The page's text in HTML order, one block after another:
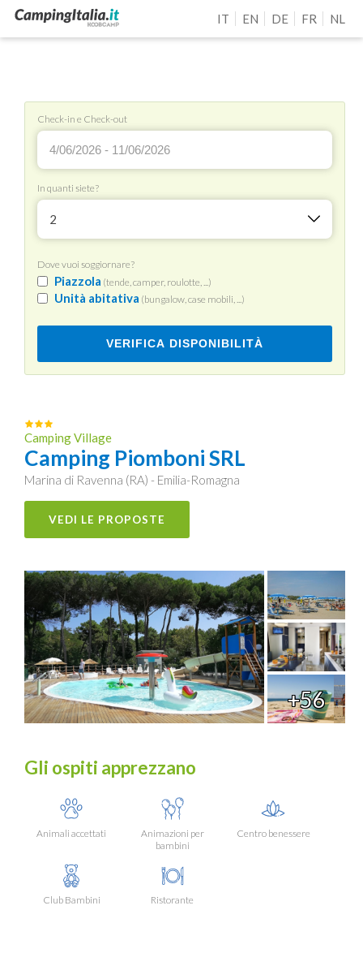
IT EN DE FR NL
Check-in e Check-out
In quanti siete?
2
Dove vuoi soggiornare?
Piazzola (tende, camper, roulotte, ...)
Unità abitativa (bungalow, case mobili, ...)
VERIFICA DISPONIBILITÀ
Camping Village
Camping Piomboni SRL
Marina di Ravenna (RA) - Emilia-Romagna
VEDI LE PROPOSTE
+56
Gli ospiti apprezzano
Animali accettati
Animazioni per
bambini
Centro benessere
Club Bambini Ristorante